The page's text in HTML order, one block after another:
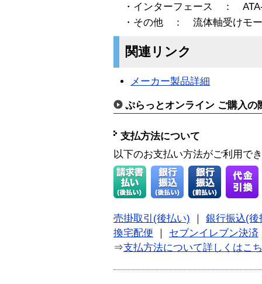
・インターフェース ：
・その他 ： 流体軸受けモ
関連リンク
メーカー製品詳細
ぷらっとオンライン ご購入の
支払方法について
以下のお支払い方法がご利用で
売掛取引(後払い)
銀行振込(後
換宅配便
セブンイレブン決済
⇒支払方法について詳しくはこ